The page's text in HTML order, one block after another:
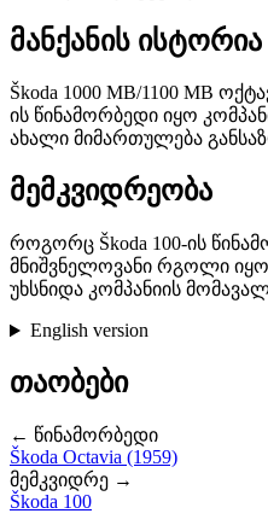
მანქანის ისტორია
Škoda 1000 MB/1100 MB
ის წინამორბედი იყო
ახალი მიმართულება
მემკვიდრეობა
როგორც Škoda 100-ის
მნიშვნელოვანი რგოლი იყო
უხსნიდა კომპანიის
English version
თაობები
← წინამორბედი
Škoda Octavia (1959)
მემკვიდრე →
Škoda 100